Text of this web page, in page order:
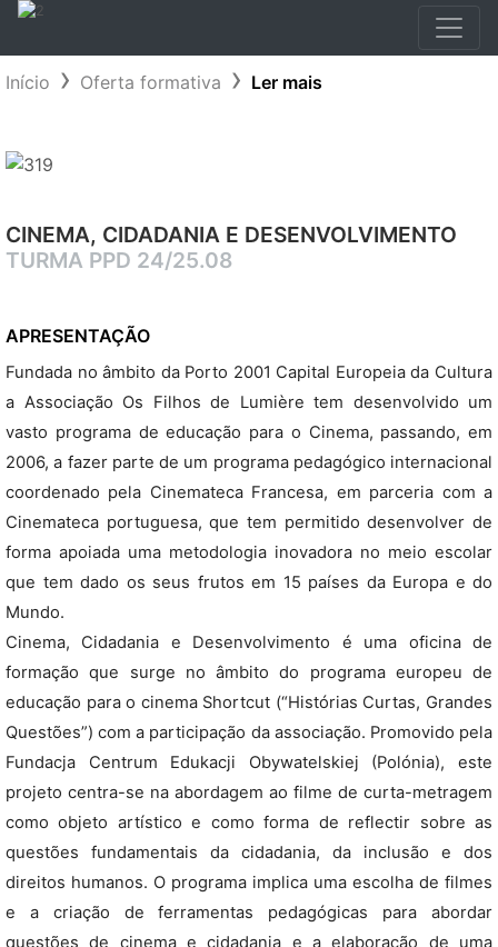
Início Oferta formativa Ler mais
CINEMA, CIDADANIA E DESENVOLVIMENTO
TURMA PPD 24/25.08
APRESENTAÇÃO
Fundada no âmbito da Porto 2001 Capital Europeia da Cultura
a Associação Os Filhos de Lumière tem desenvolvido um
vasto programa de educação para o Cinema, passando, em
2006, a fazer parte de um programa pedagógico internacional
coordenado pela Cinemateca Francesa, em parceria com a
Cinemateca portuguesa, que tem permitido desenvolver de
forma apoiada uma metodologia inovadora no meio escolar
que tem dado os seus frutos em 15 países da Europa e do
Mundo.
Cinema, Cidadania e Desenvolvimento é uma oficina de
formação que surge no âmbito do programa europeu de
educação para o cinema Shortcut (“Histórias Curtas, Grandes
Questões”) com a participação da associação. Promovido pela
Fundacja Centrum Edukacji Obywatelskiej (Polónia), este
projeto centra-se na abordagem ao filme de curta-metragem
como objeto artístico e como forma de reflectir sobre as
questões fundamentais da cidadania, da inclusão e dos
direitos humanos. O programa implica uma escolha de filmes
e a criação de ferramentas pedagógicas para abordar
questões de cinema e cidadania e a elaboração de uma